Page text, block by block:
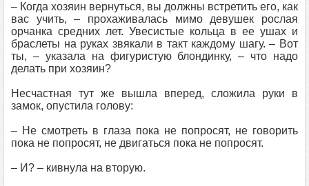
– Когда хозяин вернуться, вы должны встретить его, как
вас учить, – прохаживалась мимо девушек рослая
орчанка средних лет. Увесистые кольца в ее ушах и
браслеты на руках звякали в такт каждому шагу. – Вот
ты, – указала на фигуристую блондинку, – что надо
делать при хозяин?
Несчастная тут же вышла вперед, сложила руки в
замок, опустила голову:
– Не смотреть в глаза пока не попросят, не говорить
пока не попросят, не двигаться пока не попросят.
– И? – кивнула на вторую.